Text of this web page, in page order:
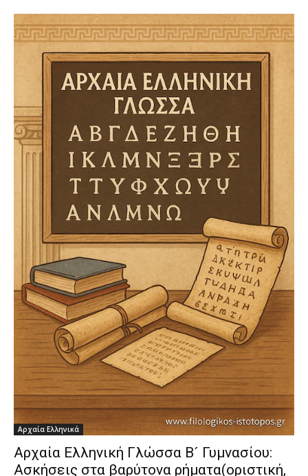
Αρχαία Ελληνικά
Αρχαία Ελληνική Γλώσσα Β´ Γυμνασίου:
Ασκήσεις στα βαρύτονα ρήματα(οριστική,